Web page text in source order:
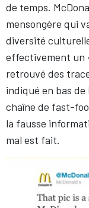
de temps.
mensongère qui
diversité
effectivement un
retrouvé des
indiqué en bas
chaîne de fast-
la fausse
mal est fait.